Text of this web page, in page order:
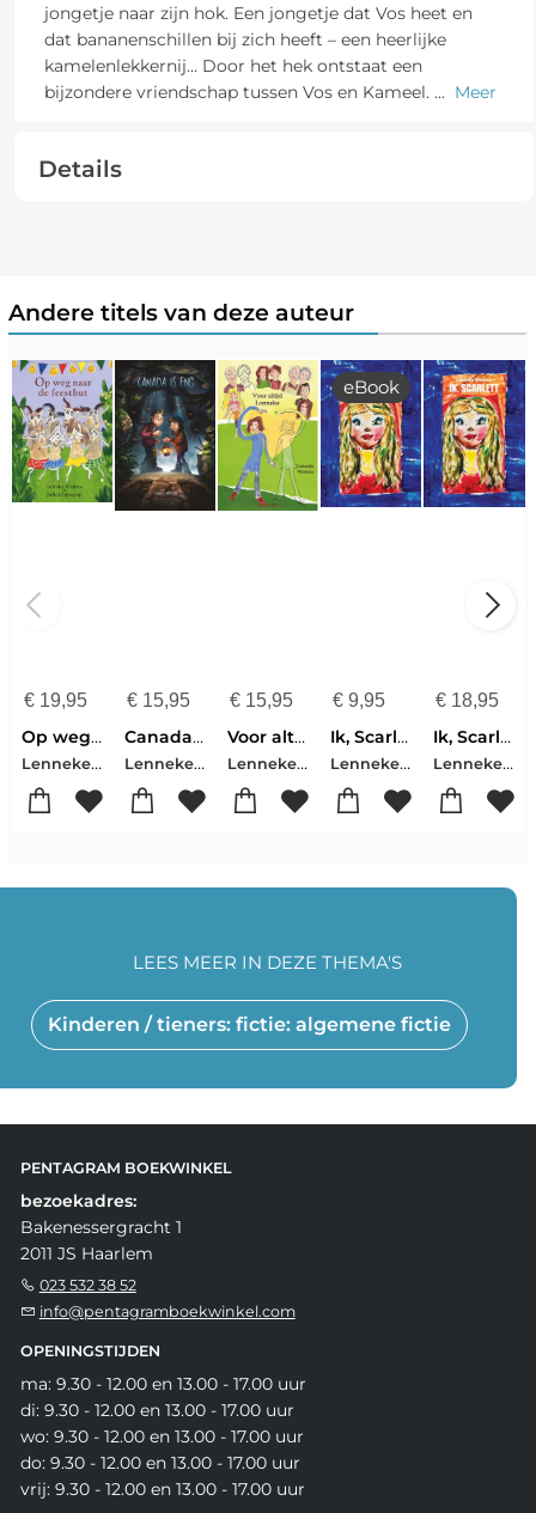
jongetje naar zijn hok. Een jongetje dat Vos heet en
dat bananenschillen bij zich heeft – een heerlijke
kamelenlekkernij… Door het hek ontstaat een
bijzondere vriendschap tussen Vos en Kameel. ... Meer
Details
Andere titels van deze auteur
€19,95
Op weg naar de feesthut
Lenneke Westera
€15,95
Canada is eng
Lenneke Westera
€ 15,95
Voor altijd Lonneke
Lenneke Westera
€ 9,95
eBook
Ik, Scarlett
Lenneke Westera
€ 18,95
Ik, Scarlett
Lenneke Westera
Kinderen / tieners: fictie: algemene fictie
LEES MEER IN DEZE THEMA'S
PENTAGRAM BOEKWINKEL
bezoekadres:
Bakenessergracht 1
2011 JS Haarlem
023 532 38 52
info@pentagramboekwinkel.com
OPENINGSTIJDEN
ma: 9.30 - 12.00 en 13.00 - 17.00 uur
di: 9.30 - 12.00 en 13.00 - 17.00 uur
wo: 9.30 - 12.00 en 13.00 - 17.00 uur
do: 9.30 - 12.00 en 13.00 - 17.00 uur
vrij: 9.30 - 12.00 en 13.00 - 17.00 uur